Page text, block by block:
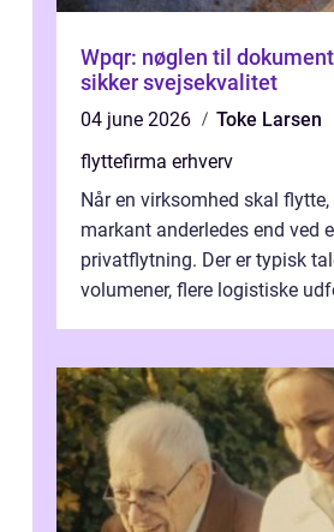
Wpqr: nøglen til
sikker svejsekvalitet
04 june 2026
Toke Larsen
flyttefirma erhverv
Når en virksomhed skal flytte,
markant anderledes end ved
privatflytning. Der er typisk
volumener, flere logistiske